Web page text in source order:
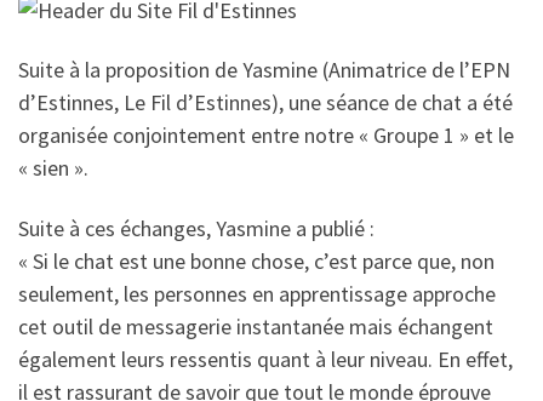
Suite à la proposition de Yasmine (Animatrice de l’EPN
d’Estinnes, Le Fil d’Estinnes), une séance de chat a été
organisée conjointement entre notre « Groupe 1 » et le
« sien ».
Suite à ces échanges, Yasmine a publié :
« Si le chat est une bonne chose, c’est parce que, non
seulement, les personnes en apprentissage approche
cet outil de messagerie instantanée mais échangent
également leurs ressentis quant à leur niveau. En effet,
il est rassurant de savoir que tout le monde éprouve